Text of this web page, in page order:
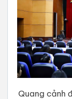
Quang cảnh